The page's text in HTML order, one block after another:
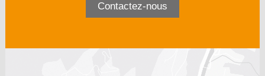
Contactez-nous